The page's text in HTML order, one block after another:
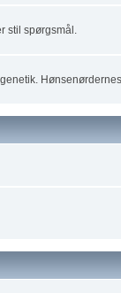
stil spørgsmål.
Hønsenørdernes